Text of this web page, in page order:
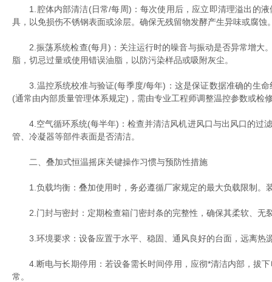
1.腔体内部清洁(日常/每周)：每次使用后，应立即清理溢出的液
具，以免损伤不锈钢表面或涂层。确保无残留物发酵产生异味或腐
2.振荡系统检查(每月)：关注运行时的噪音与振动是否异常增大
脂，切忌过量或使用错误油脂，以防污染样品或吸附灰尘。
3.温控系统校准与验证(每季度/每年)：这是保证数据准确的生命
(通常由内部质量管理体系规定)，需由专业工程师调整温控参数或
4.空气循环系统(每半年)：检查并清洁风机进风口与出风口的过滤
管、冷凝器等部件表面是否清洁。
二、叠加式恒温摇床关键操作习惯与预防性措施
1.负载均衡：叠加使用时，务必遵循厂家规定的最大负载限制。
2.门封与密封：定期检查箱门密封条的完整性，确保其柔软、无
3.环境要求：设备应置于水平、稳固、通风良好的台面，远离热
4.断电与长期停用：若设备需长时间停用，应彻*清洁内部，拔下
常。